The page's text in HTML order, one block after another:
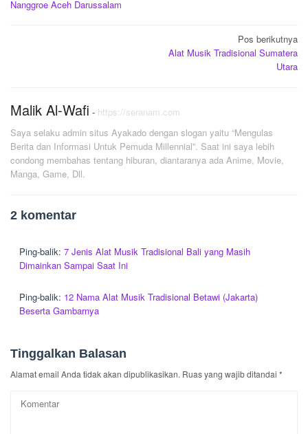
Nanggroe Aceh Darussalam
Pos berikutnya
Alat Musik Tradisional Sumatera
Utara
Malik Al-Wafi - https://seranam.com
Saya selaku admin situs Ayakado dengan slogan yaitu “Mengulas
Berita dan Informasi Untuk Pemuda Millennial”. Saat ini saya lebih
condong membahas tentang hiburan, diantaranya ada Anime, Movie,
Manga, Game, Dll.
2 komentar
Ping-balik: 7 Jenis Alat Musik Tradisional Bali yang Masih
Dimainkan Sampai Saat Ini
Ping-balik: 12 Nama Alat Musik Tradisional Betawi (Jakarta)
Beserta Gambarnya
Tinggalkan Balasan
Alamat email Anda tidak akan dipublikasikan. Ruas yang wajib ditandai *